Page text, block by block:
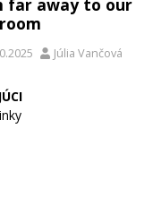
far away to our
Júlia Vančová